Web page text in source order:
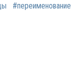
#переименование